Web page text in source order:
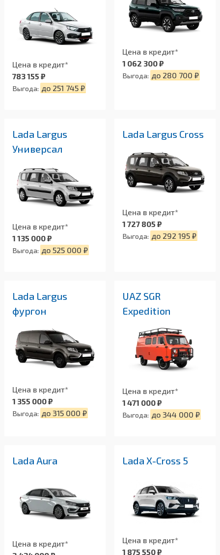
Цена в кредит*
783 155 ₽
Выгода: до 251 745 ₽
Цена в кредит*
1 062 300 ₽
Выгода: до 280 700 ₽
Lada Largus
Универсал
Цена в кредит*
1 135 000 ₽
Выгода: до 525 000 ₽
Lada Largus Cross
Цена в кредит*
1 727 805 ₽
Выгода: до 292 195 ₽
Lada Largus
фургон
Цена в кредит*
1 355 000 ₽
Выгода: до 315 000 ₽
UAZ SGR
Expedition
Цена в кредит*
1 471 000 ₽
Выгода: до 344 000 ₽
Lada Aura
Цена в кредит*
Lada X-Cross 5
Цена в кредит*
1 875 550 ₽